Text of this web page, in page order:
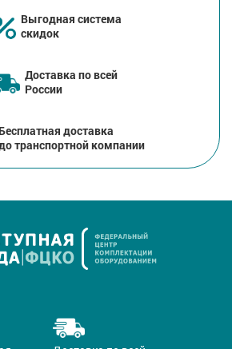
Выгодная система
скидок
Доставка по всей
России
доставка
транспортной компании